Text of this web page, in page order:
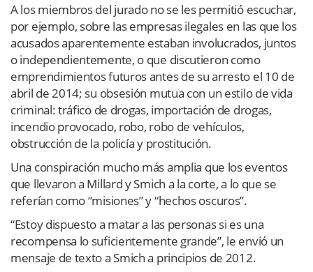
A los miembros del jurado no se les permitió escuchar,
por ejemplo, sobre las empresas ilegales en las que los
acusados ​​aparentemente estaban involucrados, juntos
o independientemente, o que discutieron como
emprendimientos futuros antes de su arresto el 10 de
abril de 2014; su obsesión mutua con un estilo de vida
criminal: tráfico de drogas, importación de drogas,
incendio provocado, robo, robo de vehículos,
obstrucción de la policía y prostitución.
Una conspiración mucho más amplia que los eventos
que llevaron a Millard y Smich a la corte, a lo que se
referían como “misiones” y “hechos oscuros”.
“Estoy dispuesto a matar a las personas si es una
recompensa lo suficientemente grande”, le envió un
mensaje de texto a Smich a principios de 2012.